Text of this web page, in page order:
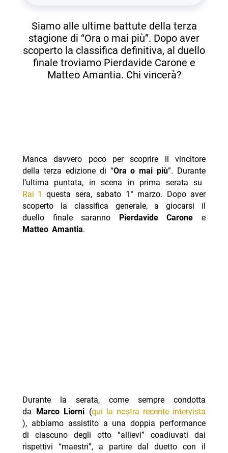
Siamo alle ultime battute della terza
stagione di “Ora o mai più”. Dopo aver
scoperto la classifica definitiva, al duello
finale troviamo Pierdavide Carone e
Matteo Amantia. Chi vincerà?
Manca davvero poco per scoprire il vincitore
della terza edizione di “Ora o mai più”. Durante
l’ultima puntata, in scena in prima serata su
Rai 1
questa sera, sabato 1° marzo. Dopo aver
scoperto la classifica generale, a giocarsi il
duello finale saranno
Pierdavide Caronee
Matteo Amantia.
Durante la serata, come sempre condotta
da
Marco Liorni (qui la nostra recente intervista
), abbiamo assistito a una doppia performance
di ciascuno degli otto “allievi” coadiuvati dai
rispettivi “maestri”, a partire dal duetto con il